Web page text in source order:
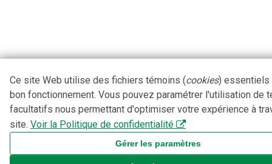
Ce site Web utilise des fichiers témoins (cookies) essentiels
bon fonctionnement. Vous pouvez paramétrer l'utilisation de
facultatifs nous permettant d'optimiser votre expérience à
site. Voir la Politique de confidentialité
Gérer les paramètres